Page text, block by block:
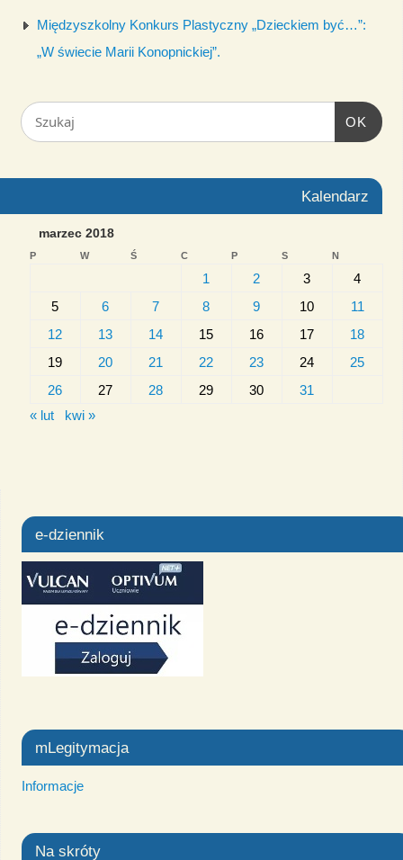
Międzyszkolny Konkurs Plastyczny „Dzieckiem być…”:
„W świecie Marii Konopnickiej”.
OK
Kalendarz
marzec 2018
P W Ś C P S N
1 2 3
4
5
6 7 8 9 10
11
12
13 14 15 16 17
18
19
20 21 22 23 24
25
26
27 28 29 30
31
« lut
kwi »
e-dziennik
mLegitymacja
Informacje
Na skróty